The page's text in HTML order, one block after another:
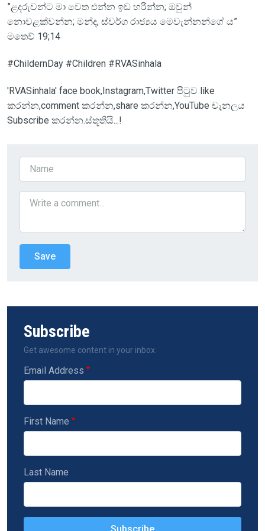
”ළදරුවන්ට මා වෙත එන්න ඉඩ හරින්න; ඔවුන්
නොවළක්වන්න; මන්ද, ස්වර්ග රාජ්‍යය මෙවැන්නන්ගේ ය”
මතෙව් 19;14
#ChildernDay #Children #RVASinhala
'RVASinhala' face book,Instagram,Twitter පිටුව like
කරන්න,comment කරන්න,share කරන්න,YouTube චැනලය
Subscribe කරන්න.ස්තූතියි...!
Subscribe
Get awesome content in your inbox.
Email Address
First Name
Last Name